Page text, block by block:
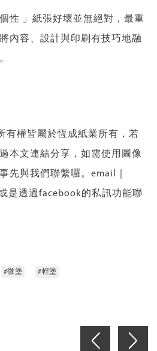
性 」紙張好壞並無絕對，最重
內容、設計與印刷有技巧地融
有權皆屬於恆成紙業所有，若
本文連結分享，如需使用圖像
先與我們聯繫囉。email｜
是透過facebook的私訊功能聯
#微塗 #輕塗
< >